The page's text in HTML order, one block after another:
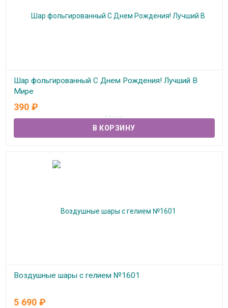
Шар фольгированный С Днем Рождения! Лучший В
Мире
В наличии
390 ₽
Воздушные шары с гелием №1601
5 690 ₽